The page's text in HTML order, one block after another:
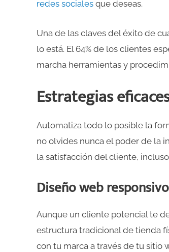
redes sociales que deseas.
Una de las claves del éxito de
lo está. El 64% de los clientes
marcha herramientas y
Estrategias
Automatiza todo lo posible la
no olvides nunca el poder de la
la satisfacción del cliente,
Diseño web
Aunque un cliente potencial te
estructura tradicional de tienda
con tu marca a través de tu sitio